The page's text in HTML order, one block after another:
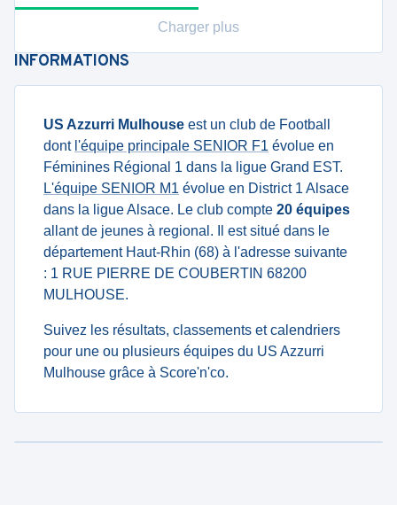
Charger plus
INFORMATIONS
US Azzurri Mulhouse est un club de Football
dont l'équipe principale SENIOR F1 évolue en
Féminines Régional 1 dans la ligue Grand EST.
L'équipe SENIOR M1 évolue en District 1 Alsace
dans la ligue Alsace. Le club compte 20 équipes
allant de jeunes à regional. Il est situé dans le
département Haut-Rhin (68) à l'adresse suivante
: 1 RUE PIERRE DE COUBERTIN 68200
MULHOUSE.
Suivez les résultats, classements et calendriers
pour une ou plusieurs équipes du US Azzurri
Mulhouse grâce à Score'n'co.